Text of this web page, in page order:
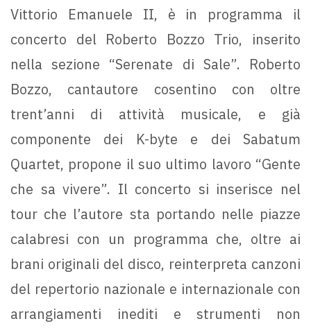
Vittorio Emanuele II, è in programma il
concerto del Roberto Bozzo Trio, inserito
nella sezione “Serenate di Sale”. Roberto
Bozzo, cantautore cosentino con oltre
trent’anni di attività musicale, e già
componente dei K-byte e dei Sabatum
Quartet, propone il suo ultimo lavoro “Gente
che sa vivere”. Il concerto si inserisce nel
tour che l’autore sta portando nelle piazze
calabresi con un programma che, oltre ai
brani originali del disco, reinterpreta canzoni
del repertorio nazionale e internazionale con
arrangiamenti inediti e strumenti non